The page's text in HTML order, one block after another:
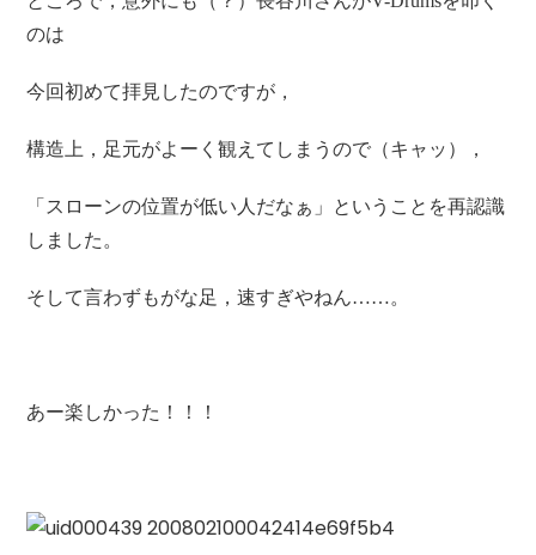
のは
今回初めて拝見したのですが，
構造上，足元がよーく観えてしまうので（キャッ），
「スローンの位置が低い人だなぁ」というこ とを再認識
しました。
そして言わずもがな足，速すぎやねん……。
あー楽しかった！！！